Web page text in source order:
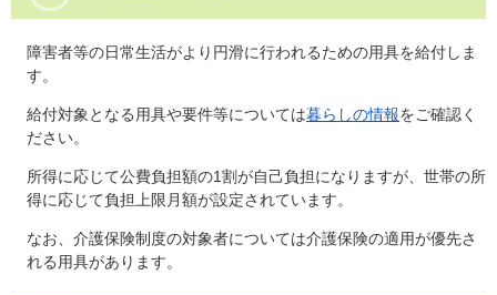
障害者等の日常生活がより円滑に行われるための用具を給付しま
す。
給付対象となる用具や要件等については暮らしの情報をご確認く
ださい。
所得に応じて公費負担額の1割が自己負担になりますが、世帯の所
得に応じて負担上限月額が設定されています。
なお、介護保険制度の対象者については介護保険の適用が優先さ
れる用具があります。